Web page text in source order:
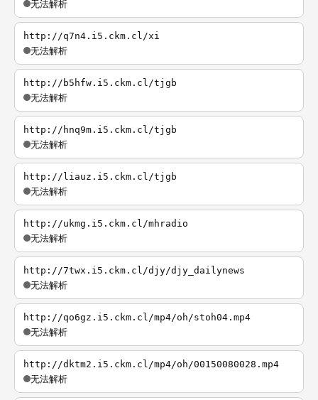
无法解析
http://q7n4.i5.ckm.cl/xi
无法解析
http://b5hfw.i5.ckm.cl/tjgb
无法解析
http://hnq9m.i5.ckm.cl/tjgb
无法解析
http://liauz.i5.ckm.cl/tjgb
无法解析
http://ukmg.i5.ckm.cl/mhradio
无法解析
http://7twx.i5.ckm.cl/djy/djy_dailynews
无法解析
http://qo6gz.i5.ckm.cl/mp4/oh/stoh04.mp4
无法解析
http://dktm2.i5.ckm.cl/mp4/oh/00150080028.mp4
无法解析